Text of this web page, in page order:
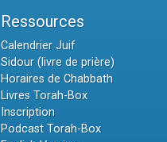
Ressources
Calendrier Juif
Sidour (livre de prière)
Horaires de Chabbath
Livres Torah-Box
Inscription
Podcast Torah-Box